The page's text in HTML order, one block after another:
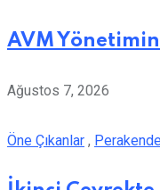
AVM
Ağustos 7, 2026
Öne Çıkanlar ,